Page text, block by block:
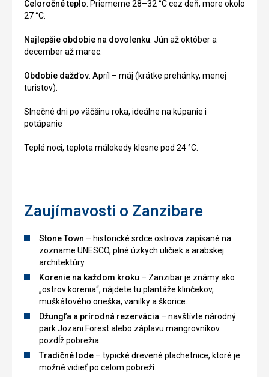
Celoročné teplo: Priemerne 28–32 °C cez deň, more okolo
27 °C.
Najlepšie obdobie na dovolenku: Jún až október a
december až marec.
Obdobie dažďov: Apríl – máj (krátke prehánky, menej
turistov).
Slnečné dni po väčšinu roka, ideálne na kúpanie i
potápanie
Teplé noci, teplota málokedy klesne pod 24 °C.
Zaujímavosti o Zanzibare
Stone Town – historické srdce ostrova zapísané na
zozname UNESCO, plné úzkych uličiek a arabskej
architektúry.
Korenie na každom kroku – Zanzibar je známy ako
„ostrov korenia“, nájdete tu plantáže klinčekov,
muškátového orieška, vanilky a škorice.
Džungľa a prírodná rezervácia – navštívte národný
park Jozani Forest alebo záplavu mangrovníkov
pozdĺž pobrežia.
Tradičné lode – typické drevené plachetnice, ktoré je
možné vidieť po celom pobreží.